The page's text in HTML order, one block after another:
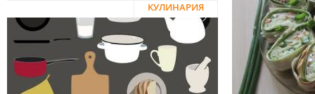
КУЛИНАРИЯ